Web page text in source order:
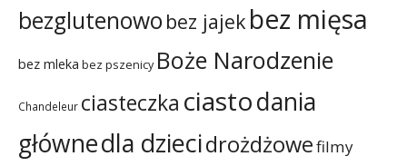
bezglutenowo bez jajekbez mięsa
bez mleka bez pszenicy Boże Narodzenie
Chandeleur ciasteczka ciastodania
głównedla dziecidrożdżowefilmy